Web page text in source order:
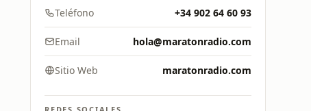
Teléfono +34 902 64 60 93
Email hola@maratonradio.com
Sitio Web maratonradio.com